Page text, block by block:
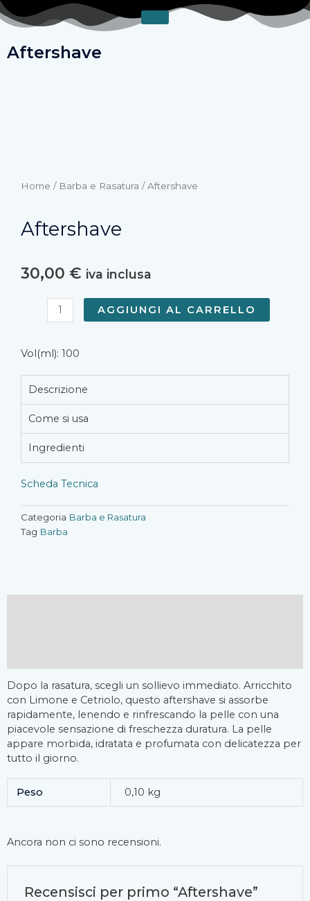
Vai
al
Aftershave
Home / Barba e Rasatura / Aftershave
Aftershave
30,00 € iva inclusa
Aftershave
quantità
AGGIUNGI AL CARRELLO
Vol(ml): 100
Descrizione
Come si usa
Ingredienti
Scheda Tecnica
Categoria Barba e Rasatura
Tag Barba
Dopo la rasatura, scegli un sollievo immediato. Arricchito
con Limone e Cetriolo, questo aftershave si assorbe
rapidamente, lenendo e rinfrescando la pelle con una
piacevole sensazione di freschezza duratura. La pelle
appare morbida, idratata e profumata con delicatezza per
tutto il giorno.
Peso 0,10 kg
Ancora non ci sono recensioni.
Recensisci per primo “Aftershave”